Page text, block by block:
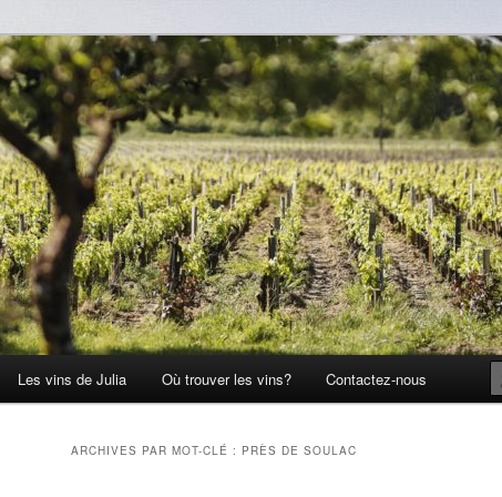
Les vins de Julia Où trouver les vins? Contactez-nous
ARCHIVES PAR MOT-CLÉ : PRÈS DE SOULAC